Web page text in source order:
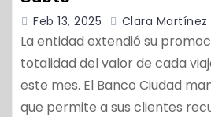
Feb 13, 2025 Clara Martínez
La entidad extendió su
totalidad del valor de cada
este mes. El Banco Ciudad
que permite a sus clientes